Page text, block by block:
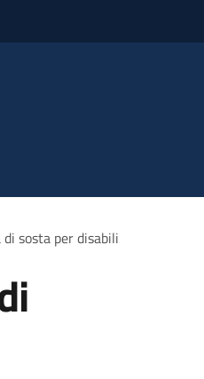
sosta per disabili